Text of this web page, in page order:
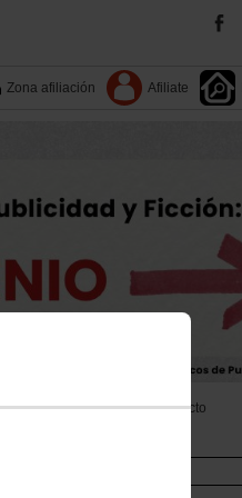
Zona afiliación Afiliate
Documentos Contacto